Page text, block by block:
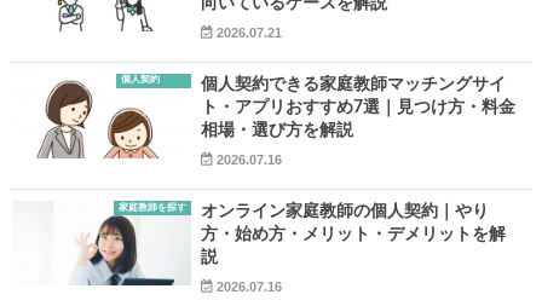
2026.07.21
個人契約
個人契約できる家庭教師マッチングサイ
ト・アプリおすすめ7選｜見つけ方・料金
相場・選び方を解説
2026.07.16
家庭教師を探す
オンライン家庭教師の個人契約｜やり
方・始め方・メリット・デメリットを解
説
2026.07.16